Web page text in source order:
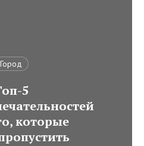
Город
5
которые